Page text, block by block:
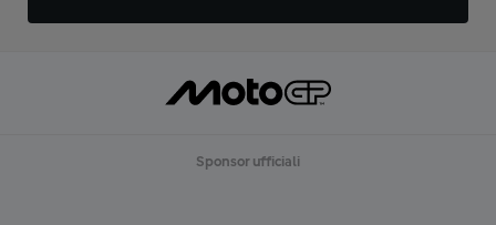
Sponsor ufficiali